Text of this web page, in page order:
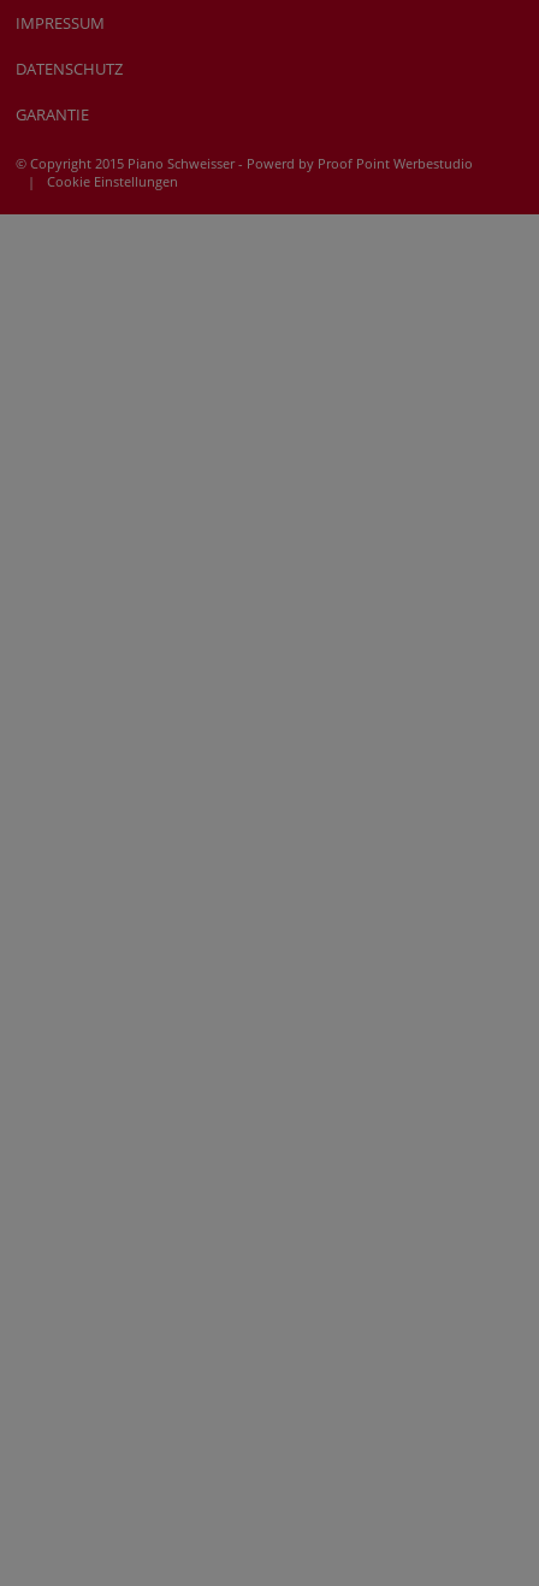
IMPRESSUM
DATENSCHUTZ
GARANTIE
© Copyright 2015 Piano Schweisser - Powerd by Proof Point Werbestudio
|
Cookie Einstellungen